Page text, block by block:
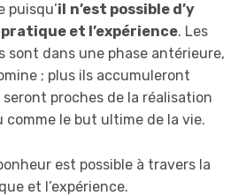
puisqu’il n’est possible d’y
et l’expérience. Les
sont dans une phase antérieure,
; plus ils accumuleront
seront proches de la réalisation
comme le but ultime de la vie.
est possible à travers la
et l’expérience.